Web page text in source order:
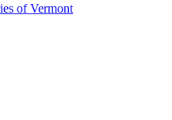
of Vermont